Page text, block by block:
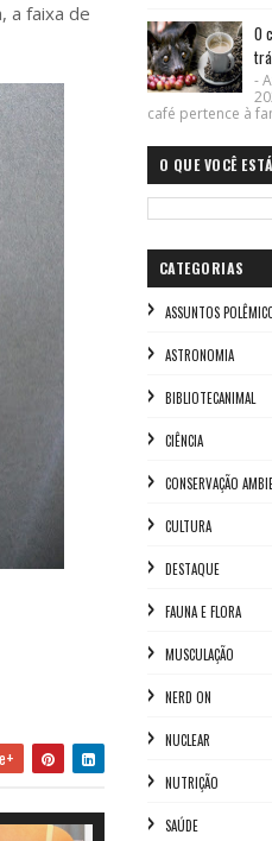
a faixa de
O
-
café pertence à
O QUE VOCÊ
CATEGORIAS
ASSUNTOS
ASTRONOMIA
BIBLIOTECANIMAL
CIÊNCIA
CONSERVAÇÃO
CULTURA
DESTAQUE
FAUNA E FLORA
MUSCULAÇÃO
NERD ON
NUCLEAR
NUTRIÇÃO
SAÚDE